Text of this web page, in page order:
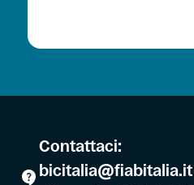
Contattaci:
bicitalia@fiabitalia.it